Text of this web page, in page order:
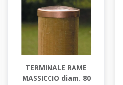
TERMINALE RAME
MASSICCIO diam. 80